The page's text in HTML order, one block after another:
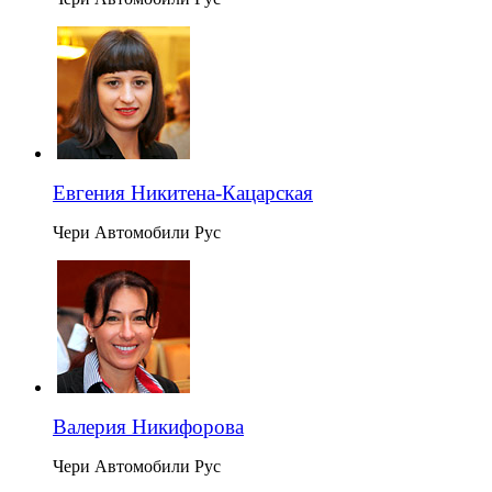
Евгения Никитена-Кацарская
Чери Автомобили Рус
Валерия Никифорова
Чери Автомобили Рус